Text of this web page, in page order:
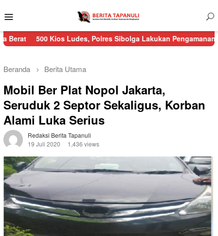
Mobile
Kios Ludes, Polres Sibolga Lakukan Pengamanan Kebakaran
Beranda Berita Utama
Mobil Ber Plat Nopol Jakarta,
Seruduk 2 Septor Sekaligus, Korban
Alami Luka Serius
Redaksi Berita Tapanuli
19 Juli 2020
1,436 views